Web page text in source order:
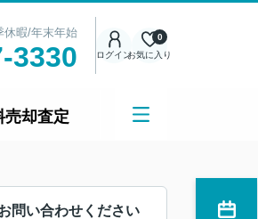
暇/年末年始
3330 ログインお気に入り
0
売却査定
問い合わせください